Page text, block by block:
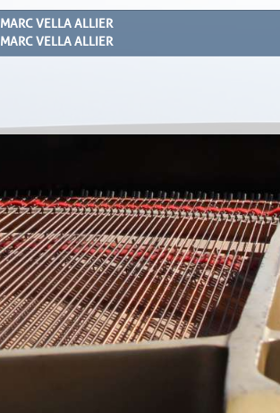
MARC VELLA ALLIER
MARC VELLA ALLIER